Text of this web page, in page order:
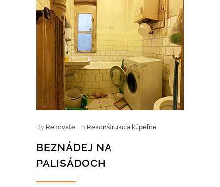
By Renovate In Rekonštrukcia kúpeľne
BEZNÁDEJ NA
PALISÁDOCH